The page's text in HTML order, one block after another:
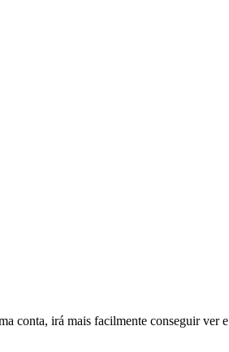
conta, irá mais facilmente conseguir ver